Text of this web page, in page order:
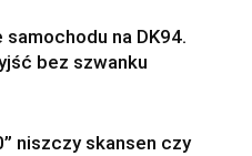
samochodu na DK94.
bez szwanku
niszczy skansen czy